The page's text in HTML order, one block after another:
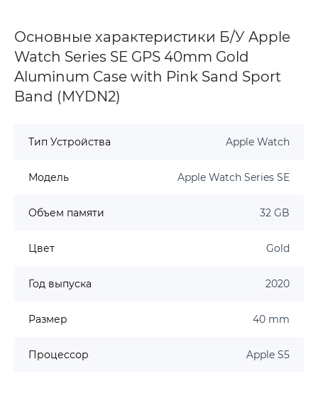
Основные характеристики Б/У Apple
Watch Series SE GPS 40mm Gold
Aluminum Case with Pink Sand Sport
Band (MYDN2)
Тип Устройства Apple Watch
Модель Apple Watch Series SE
Объем памяти 32 GB
Цвет Gold
Год выпуска 2020
Размер 40 mm
Процессор Apple S5